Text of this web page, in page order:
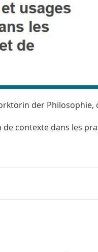
der Philosophie,
contexte dans les